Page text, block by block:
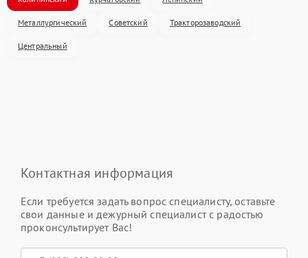
Металлургический Советский Тракторозаводский
Центральный
Контактная информация
Если требуется задать вопрос специалисту, оставьте
свои данные и дежурный специалист с радостью
проконсультирует Вас!